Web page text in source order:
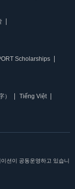
Scholarships
）
Tiếng Việt
션이 공동운영하고 있습니